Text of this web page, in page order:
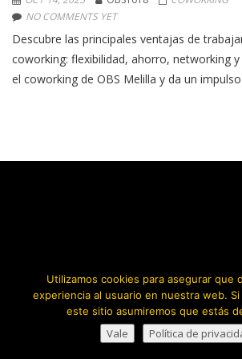
NO COMMENTS YET
Descubre las principales ventajas de
coworking: flexibilidad, ahorro, networking
el coworking de OBS Melilla y da un
Copyright © 2026.
Utilizamos cookies para asegurar que
experiencia al usuario en nuestra web.
este sitio asumiremos que estás
Vale Política de